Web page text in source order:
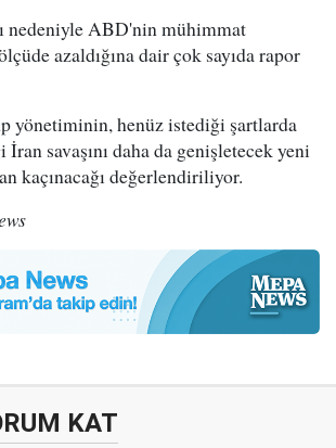
nedeniyle ABD'nin mühimmat
azaldığına dair çok sayıda rapor
yönetiminin, henüz istediği şartlarda
savaşını daha da genişletecek yeni
kaçınacağı değerlendiriliyor.
KAT